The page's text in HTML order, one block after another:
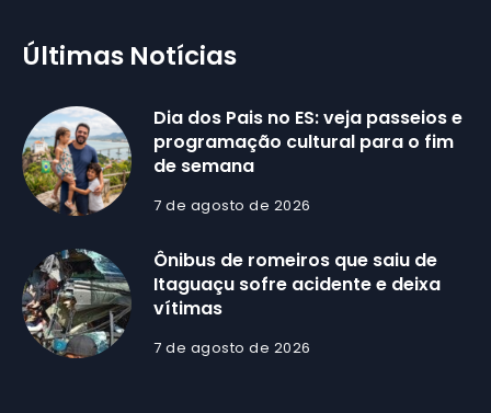
Últimas Notícias
Dia dos Pais no ES: veja passeios e
programação cultural para o fim
de semana
7 de agosto de 2026
Ônibus de romeiros que saiu de
Itaguaçu sofre acidente e deixa
vítimas
7 de agosto de 2026